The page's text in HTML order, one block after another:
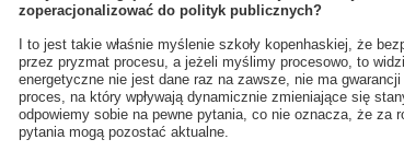
zoperacjonalizować do polityk publicznych?
I to jest takie właśnie myślenie szkoły kopenhaskiej, że
przez pryzmat procesu, a jeżeli myślimy procesowo, to
energetyczne nie jest dane raz na zawsze, nie ma
proces, na który wpływają dynamicznie zmieniające się
odpowiemy sobie na pewne pytania, co nie oznacza, że za
pytania mogą pozostać aktualne.